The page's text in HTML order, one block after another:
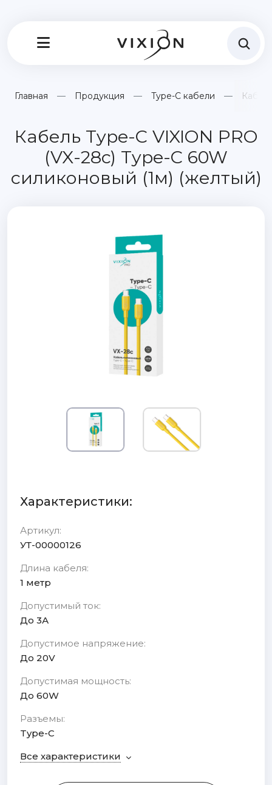
Главная Продукция Type-C кабели
Кабель Type-C VIXION PRO
(VX-28c) Type-C 60W
силиконовый (1м) (желтый)
Характеристики:
Артикул:
УТ-00000126
Длина кабеля:
1 метр
Допустимый ток:
До 3А
Допустимое напряжение:
До 20V
Допустимая мощность:
До 60W
Разъемы:
Type-C
Все характеристики